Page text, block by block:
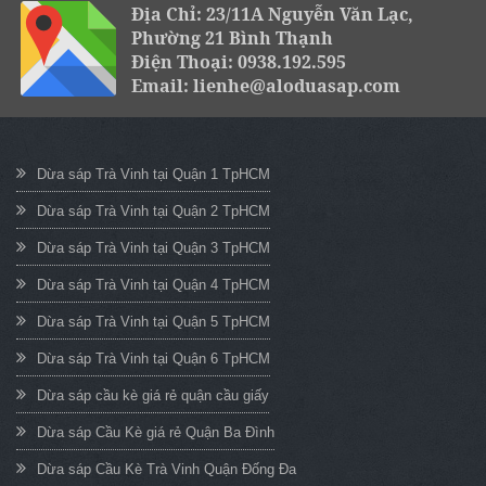
Địa Chỉ: 23/11A Nguyễn Văn Lạc,
Phường 21 Bình Thạnh
Điện Thoại: 0938.192.595
Email: lienhe@aloduasap.com
Dừa sáp Trà Vinh tại Quận 1 TpHCM
Dừa sáp Trà Vinh tại Quận 2 TpHCM
Dừa sáp Trà Vinh tại Quận 3 TpHCM
Dừa sáp Trà Vinh tại Quận 4 TpHCM
Dừa sáp Trà Vinh tại Quận 5 TpHCM
Dừa sáp Trà Vinh tại Quận 6 TpHCM
Dừa sáp cầu kè giá rẻ quận cầu giấy
Dừa sáp Cầu Kè giá rẻ Quận Ba Đình
Dừa sáp Cầu Kè Trà Vinh Quận Đống Đa